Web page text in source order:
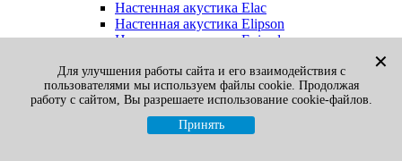
Настенная акустика Elac
Настенная акустика Elipson
Настенная акустика Episode
Настенная акустика Focal
Настенная акустика Gato Audio
Настенная акустика Heco
Настенная акустика Jamo
Настенная акустика KEF
✕
Для улучшения работы сайта и его взаимодействия с
пользователями мы используем файлы cookie. Продолжая
работу с сайтом, Вы разрешаете использование cookie-файлов.
Принять